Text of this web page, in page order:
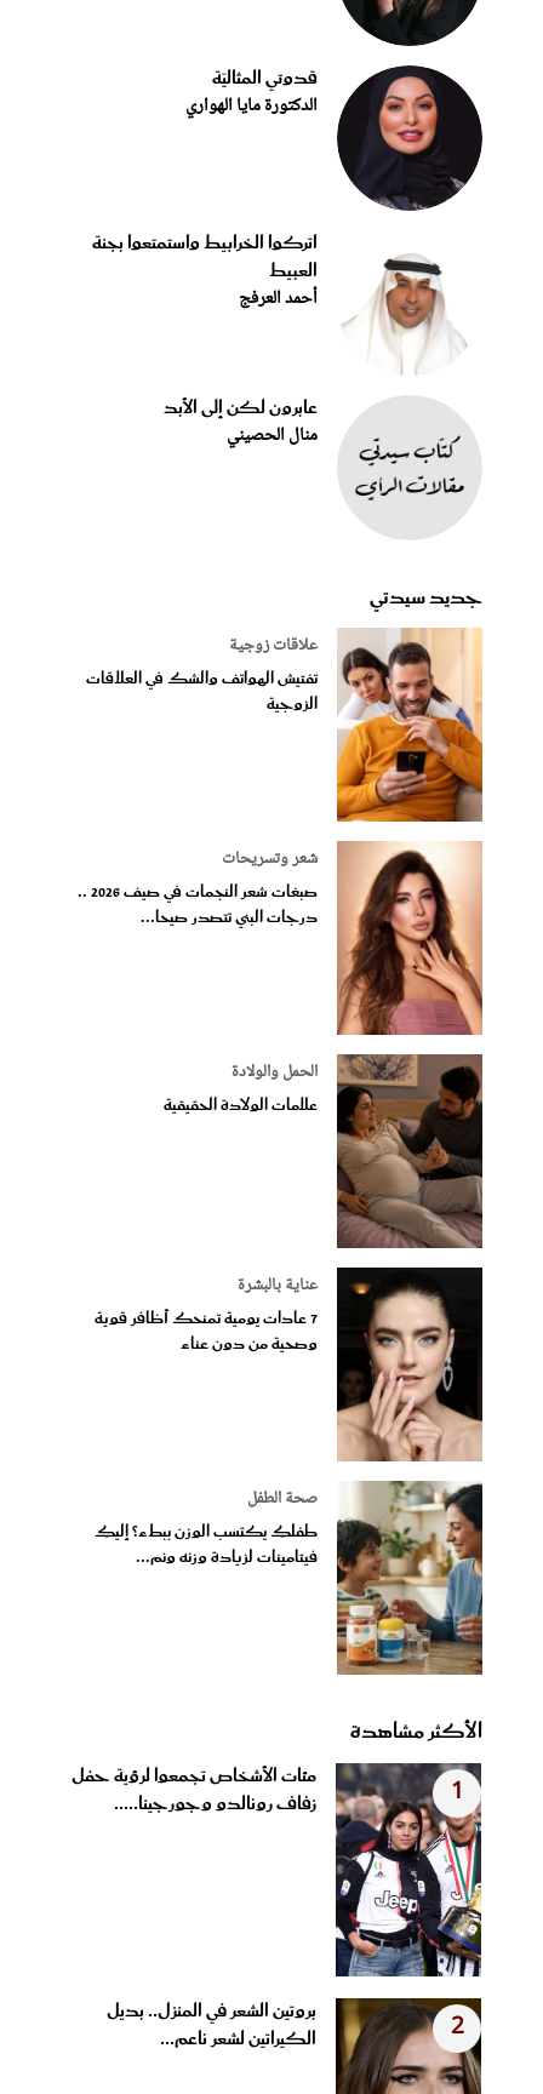
قدوتي المثاليّة
الدكتورة مايا الهواري
اتركوا الخرابيط واستمتعوا بجنة
العبيط
أحمد العرفج
عابرون لكن إلى الأبد
منال الحصيني
جديد سيدتي
علاقات زوجية
تفتيش الهواتف والشك في العلاقات
الزوجية
شعر وتسريحات
صبغات شعر النجمات في صيف 2026 ..
درجات البني تتصدر صيحا...
الحمل والولادة
علامات الولادة الحقيقية
عناية بالبشرة
7 عادات يومية تمنحك أظافر قوية
وصحية من دون عناء
صحة الطفل
طفلكِ يكتسب الوزن ببطء؟ إليكِ
فيتامينات لزيادة وزنه ونم...
الأكثر مشاهدة
1
مئات الأشخاص تجمعوا لرؤية حفل
زفاف رونالدو وجورجينا.....
2
بروتين الشعر في المنزل.. بديل
الكيراتين لشعر ناعم...